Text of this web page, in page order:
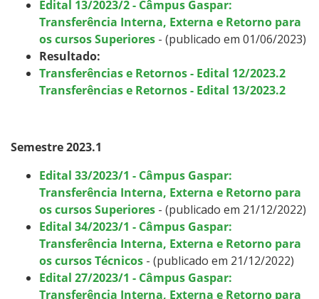
Edital 13/2023/2 - Câmpus Gaspar:
Transferência Interna, Externa e Retorno para
os cursos Superiores - (publicado em 01/06/2023)
Resultado:
Transferências e Retornos - Edital 12/2023.2
Transferências e Retornos - Edital 13/2023.2
Semestre 2023.1
Edital 33/2023/1 - Câmpus Gaspar:
Transferência Interna, Externa e Retorno para
os cursos Superiores - (publicado em 21/12/2022)
Edital 34/2023/1 - Câmpus Gaspar:
Transferência Interna, Externa e Retorno para
os cursos Técnicos - (publicado em 21/12/2022)
Edital 27/2023/1 - Câmpus Gaspar:
Transferência Interna, Externa e Retorno para